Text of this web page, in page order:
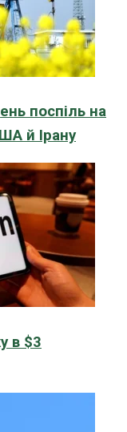
поспіль на
й Ірану
в $3